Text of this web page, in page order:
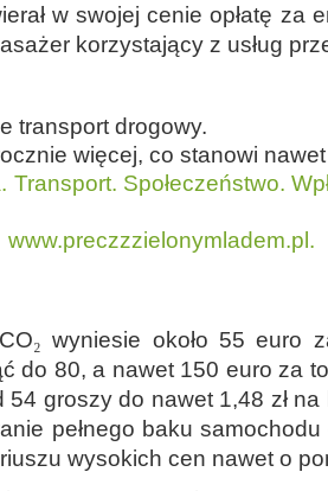
w swojej cenie opłatę za
korzystający z usług
transport drogowy.
więcej, co stanowi
Transport. Społeczeństwo.
www.preczzzielonymladem.pl.
₂ wyniesie około 55 euro
80, a nawet 150 euro za
groszy do nawet 1,48 zł
pełnego baku
wysokich cen nawet o